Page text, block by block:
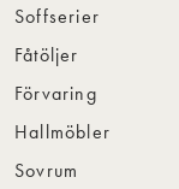
Soffserier
Fåtöljer
Förvaring
Hallmöbler
Sovrum